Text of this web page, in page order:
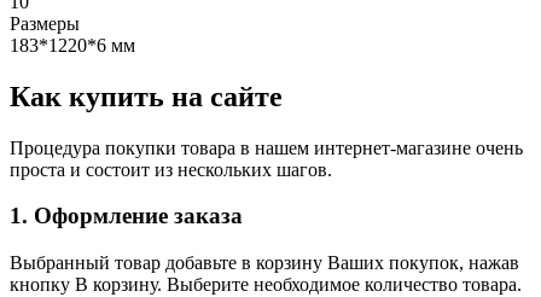
Размеры
183*1220*6 мм
Как купить на сайте
Процедура покупки товара в нашем интернет-магазине очень
проста и состоит из нескольких шагов.
1. Оформление заказа
Выбранный товар добавьте в корзину Ваших покупок, нажав
кнопку В корзину. Выберите необходимое количество товара.